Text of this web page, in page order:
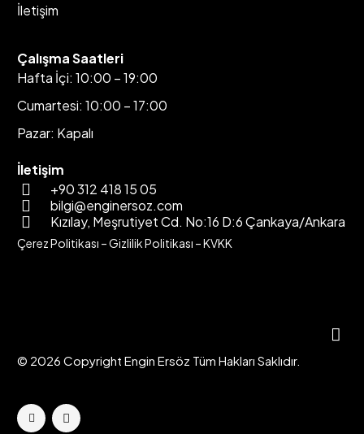
İletişim
Çalışma Saatleri
Hafta İçi: 10:00 – 19:00
Cumartesi: 10:00 – 17:00
Pazar: Kapalı
İletişim
+90 312 418 15 05
bilgi@enginersoz.com
Kızılay, Meşrutiyet Cd. No:16 D:6 Çankaya/Ankara
Çerez Politikası –Gizlilik Politikası –KVKK
© 2026 Copyright Engin Ersöz Tüm Hakları Saklıdır.